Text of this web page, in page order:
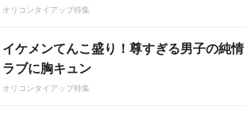
オリコンタイアップ特集
イケメンてんこ盛り！尊すぎる男子の純情
ラブに胸キュン
オリコンタイアップ特集